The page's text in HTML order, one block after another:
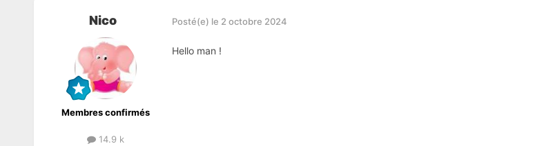
Nico
Membres confirmés
14.9 k
Posté(e) le 2 octobre 2024
Hello man !